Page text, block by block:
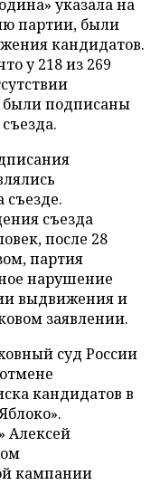
указала на
партии, были
кандидатов.
у 218 из 269
были подписаны
съезда
после 28
партия
нарушение
выдвижения и
заявлении.
суд России
кандидатов в
Алексей
кампании